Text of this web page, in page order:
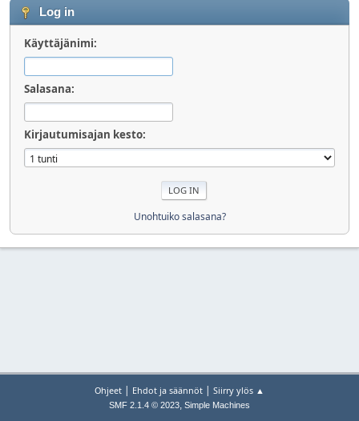
Log in
Käyttäjänimi:
Salasana:
Kirjautumisajan kesto:
Unohtuiko salasana?
Ohjeet | Ehdot ja säännöt | Siirry ylös ▲
SMF 2.1.4 © 2023, Simple Machines